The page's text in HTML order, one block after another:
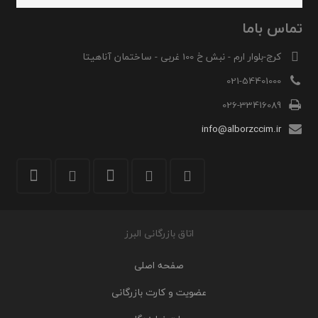
تماس باما
کرج-بلوار ارم - نبش خ 100 غربی - ساختمان آناهیتا
021-54401000
026-33416089
info@alborzccim.ir
اتاق بازرگانی البرز
صفحه اصلی
عضویت و کارت بازرگانی